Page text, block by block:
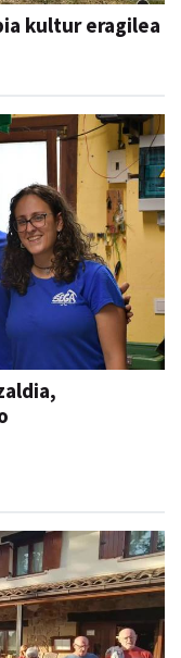
kultur eragilea